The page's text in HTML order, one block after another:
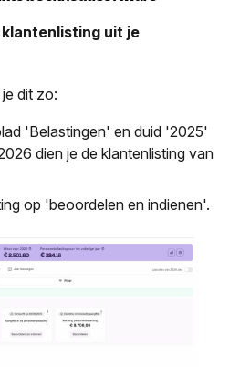
uit je
dit zo:
'Belastingen' en duid '2025'
dien je de klantenlisting van
op 'beoordelen en indienen'.